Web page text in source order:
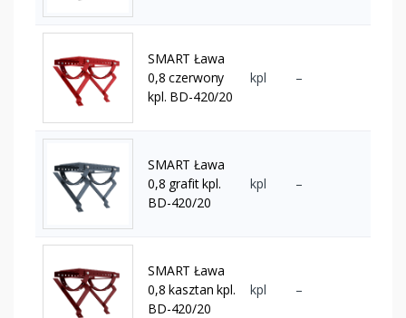
SMART Ława
0,8 czerwony
kpl. BD-420/20
kpl –
SMART Ława
0,8 grafit kpl.
BD-420/20
kpl –
SMART Ława
0,8 kasztan kpl.
BD-420/20
kpl –